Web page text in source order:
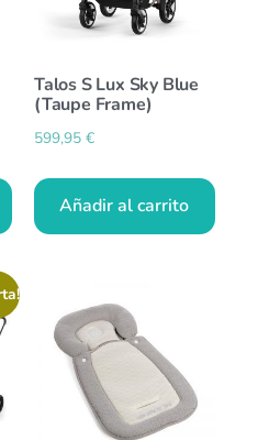
Talos S Lux Sky Blue
(Taupe Frame)
599,95 €
Añadir al carrito